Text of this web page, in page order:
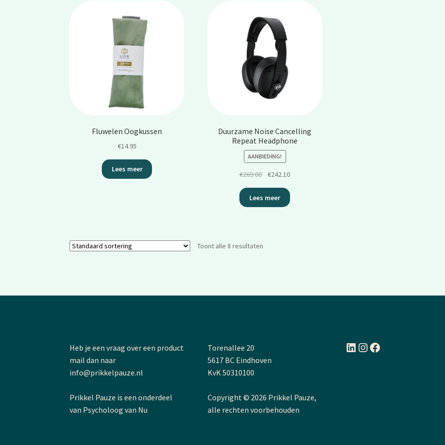
Fluwelen Oogkussen
€14.95
Lees meer
Duurzame Noise Cancelling
Repeat Headphone
AANBIEDING!
€269.00
Oorspronkelijke
was:
€269.00.
€242.10Huidige
is:
Lees meer
Toont alle 8 resultaten
Heb je een vraag over een product
mail dan naar
info@prikkelpauze.nl
Prikkel Pauze is een onderdeel
van Psycholoog van Nu
Torenallee 20
5617 BC Eindhoven
KvK 50310100
Copyright © 2026 Prikkel Pauze,
alle rechten voorbehouden
LinkedIn
Instagram
Facebook